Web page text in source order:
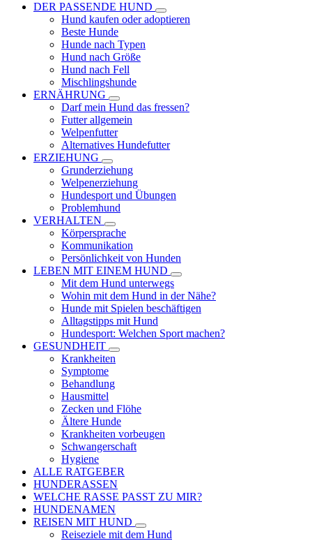
DER PASSENDE HUND
Hund kaufen oder adoptieren
Beste Hunde
Hunde nach Typen
Hund nach Größe
Hund nach Fell
Mischlingshunde
ERNÄHRUNG
Darf mein Hund das fressen?
Futter allgemein
Welpenfutter
Alternatives Hundefutter
ERZIEHUNG
Grunderziehung
Welpenerziehung
Hundesport und Übungen
Problemhund
VERHALTEN
Körpersprache
Kommunikation
Persönlichkeit von Hunden
LEBEN MIT EINEM HUND
Mit dem Hund unterwegs
Wohin mit dem Hund in der Nähe?
Hunde mit Spielen beschäftigen
Alltagstipps mit Hund
Hundesport: Welchen Sport machen?
GESUNDHEIT
Krankheiten
Symptome
Behandlung
Hausmittel
Zecken und Flöhe
Ältere Hunde
Krankheiten vorbeugen
Schwangerschaft
Hygiene
ALLE RATGEBER
HUNDERASSEN
WELCHE RASSE PASST ZU MIR?
HUNDENAMEN
REISEN MIT HUND
Reiseziele mit dem Hund